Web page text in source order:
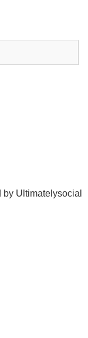
by Ultimatelysocial